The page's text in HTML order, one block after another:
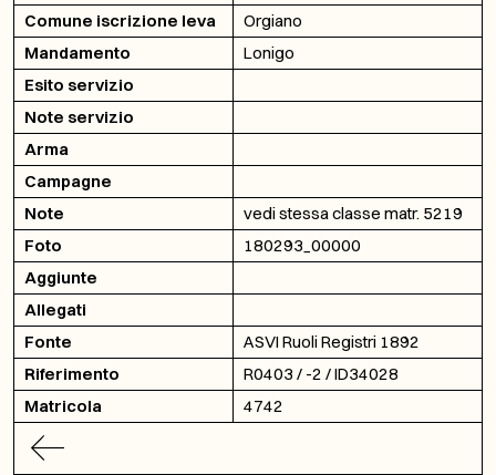
Comune iscrizione leva
Orgiano
Mandamento
Lonigo
Esito servizio
Note servizio
Arma
Campagne
Note
vedi stessa classe matr. 5219
Foto
180293_00000
Aggiunte
Allegati
Fonte
ASVI Ruoli Registri 1892
Riferimento
R0403 / -2 / ID34028
Matricola
4742